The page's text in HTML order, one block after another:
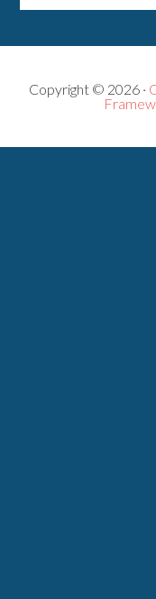
Copyright © 2026 ·